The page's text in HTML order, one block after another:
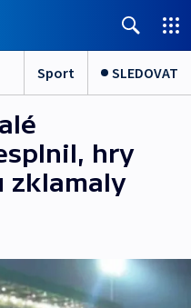
Sport SLEDOVAT
hry
zklamaly